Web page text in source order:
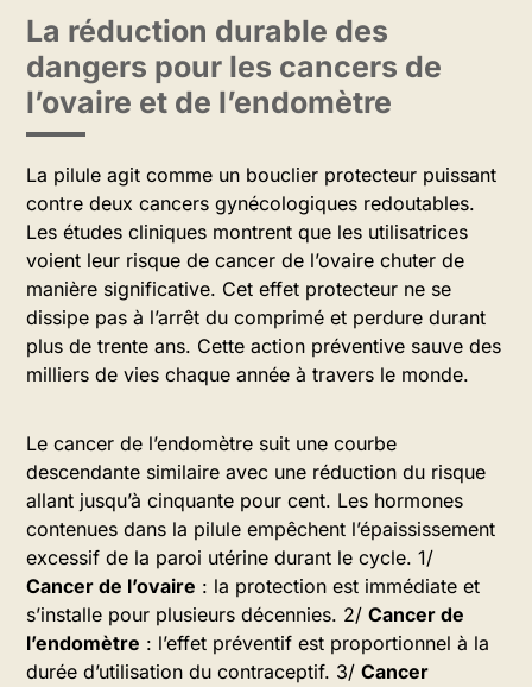
La réduction durable des
dangers pour les cancers de
l’ovaire et de l’endomètre
La pilule agit comme un bouclier protecteur puissant
contre deux cancers gynécologiques redoutables.
Les études cliniques montrent que les utilisatrices
voient leur risque de cancer de l’ovaire chuter de
manière significative. Cet effet protecteur ne se
dissipe pas à l’arrêt du comprimé et perdure durant
plus de trente ans. Cette action préventive sauve des
milliers de vies chaque année à travers le monde.
Le cancer de l’endomètre suit une courbe
descendante similaire avec une réduction du risque
allant jusqu’à cinquante pour cent. Les hormones
contenues dans la pilule empêchent l’épaississement
excessif de la paroi utérine durant le cycle. 1/
Cancer de l’ovaire : la protection est immédiate et
s’installe pour plusieurs décennies. 2/ Cancer de
l’endomètre : l’effet préventif est proportionnel à la
durée d’utilisation du contraceptif. 3/ Cancer